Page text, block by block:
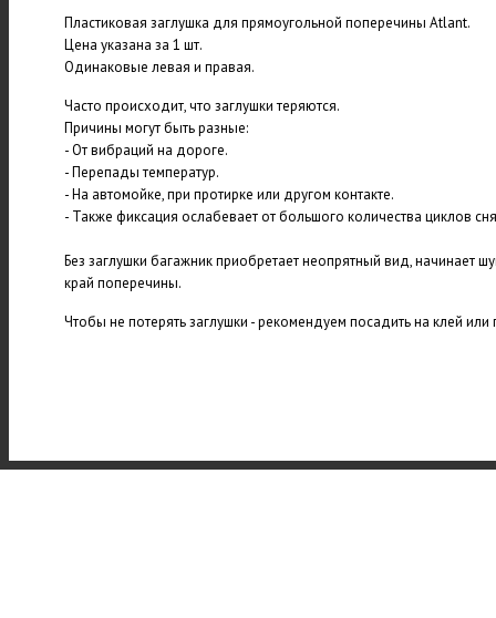
Пластиковая заглушка для прямоугольной поперечины Atlant.
Цена указана за 1 шт.
Одинаковые левая и правая.
Часто происходит, что заглушки теряются.
Причины могут быть разные:
- От вибраций на дороге.
- Перепады температур.
- На автомойке, при протирке или другом контакте.
- Также фиксация ослабевает от большого количества циклов
Без заглушки багажник приобретает неопрятный вид, начинает
край поперечины.
Чтобы не потерять заглушки - рекомендуем посадить на клей или